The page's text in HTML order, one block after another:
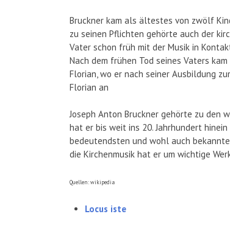
Bruckner kam als ältestes von zwölf
zu seinen Pflichten gehörte auch der
Vater schon früh mit der Musik in
Nach dem frühen Tod seines Vaters
Florian, wo er nach seiner Ausbildung
Florian an
Joseph Anton Bruckner gehörte zu den
hat er bis weit ins 20. Jahrhundert
bedeutendsten und wohl auch
die Kirchenmusik hat er um wichtige
Quellen: wikipedia
Locus iste